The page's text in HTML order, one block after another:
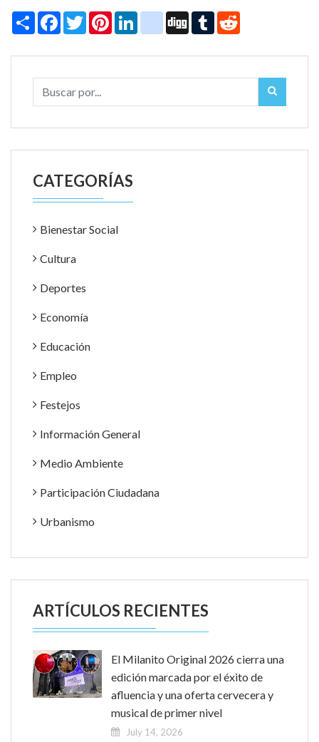
Share Facebook
TwitterPinterestLinkedIninstagram
Digg Tumblr
CATEGORÍAS
Bienestar Social
Cultura
Deportes
Economía
Educación
Empleo
Festejos
Información General
Medio Ambiente
Participación Ciudadana
Urbanismo
ARTÍCULOS RECIENTES
El Milanito Original 2026 cierra una
edición marcada por el éxito de
afluencia y una oferta cervecera y
musical de primer nivel
July 14, 2026